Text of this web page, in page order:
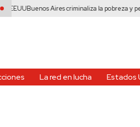
Buenos Aires criminaliza la pobreza y
La red en lucha Estados